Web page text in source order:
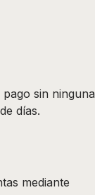
sin ninguna
días.
mediante